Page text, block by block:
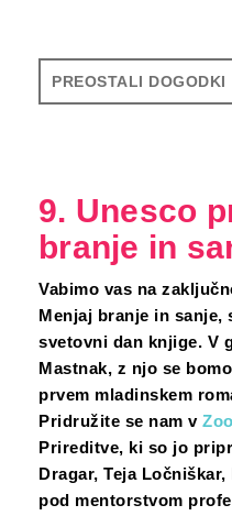
9. Unesco
branje in
Vabimo vas na
Menjaj branje in sanje,
svetovni dan knjige. V
Mastnak, z njo se
prvem mladinskem
Pridružite se nam v
Prireditve, ki so jo
Dragar, Teja
pod mentorstvom
PREOSTALI DOGODKI